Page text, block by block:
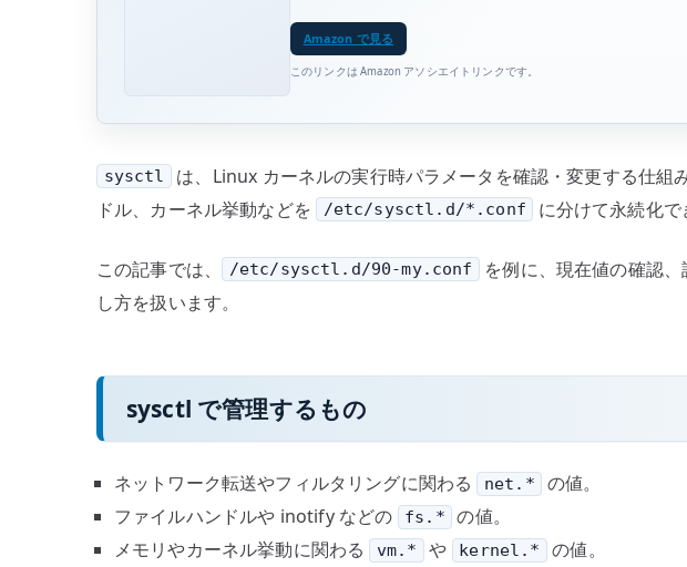
Amazon で見る
このリンクは Amazon アソシエイトリンクです。
sysctl
は、Linux カーネルの実行時パラメータを確認・変更する仕
ドル、カーネル挙動などを
/etc/sysctl.d/*.conf に分けて永続化で
この記事では、 /etc/sysctl.d/90-my.conf を例に、現在値の確認、
し方を扱います。
sysctl で管理するもの
ネットワーク転送やフィルタリングに関わる net.*
の値。
ファイルハンドルや inotify などの
fs.*
の値。
メモリやカーネル挙動に関わる
vm.* や kernel.*
の値。